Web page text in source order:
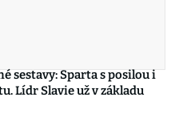
sestavy: Sparta s posilou i
Lídr Slavie už v základu